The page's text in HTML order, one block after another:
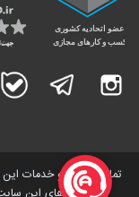
اینستاگرام تلگرام
تمامی کالاها و خدمات